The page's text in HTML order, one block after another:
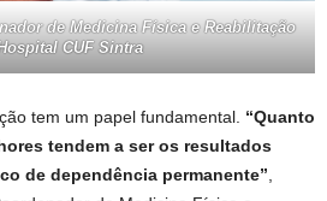
de Medicina Física e Reabilitação
CUF Sintra
tem um papel fundamental. “Quanto
tendem a ser os resultados
de dependência permanente”